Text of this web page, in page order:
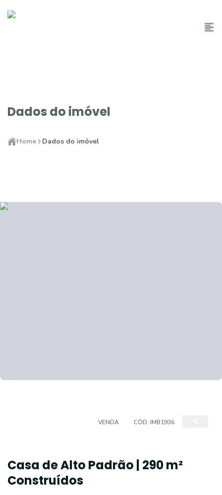
Dados do imóvel
Home Dados do imóvel
VENDA CÓD: IMB1936
Casa de Alto Padrão | 290 m²
Construídos